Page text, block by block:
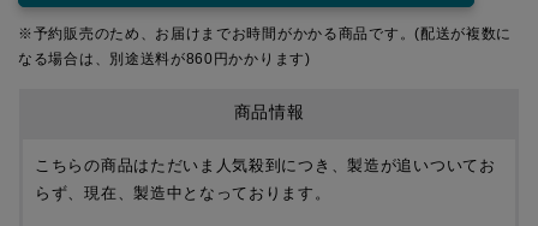
※予約販売のため、お届けまでお時間がかかる商品です。(配送が複数に
なる場合は、別途送料が860円かかります)
商品情報
こちらの商品はただいま人気殺到につき、製造が追いついてお
らず、現在、製造中となっております。